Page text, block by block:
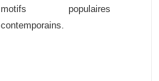
motifs populaires
contemporains.